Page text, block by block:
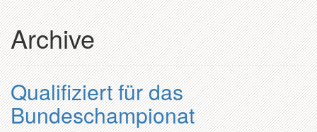
Archive
Qualifiziert für das
Bundeschampionat